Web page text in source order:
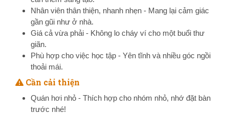
Nhân viên thân thiện, nhanh nhẹn - Mang lại cảm giác
gần gũi như ở nhà.
Giá cả vừa phải - Không lo cháy ví cho một buổi thư
giãn.
Phù hợp cho việc học tập - Yên tĩnh và nhiều góc ngồi
thoải mái.
Cần cải thiện
Quán hơi nhỏ - Thích hợp cho nhóm nhỏ, nhớ đặt bàn
trước nhé!